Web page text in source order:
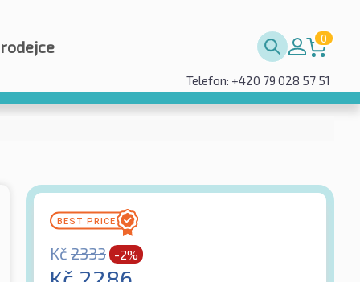
0
Telefon: +420 79 028 57 51
Kč 2333 -2%